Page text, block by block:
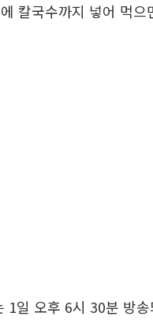
칼국수까지 넣어 먹
오후 6시 30분 방송